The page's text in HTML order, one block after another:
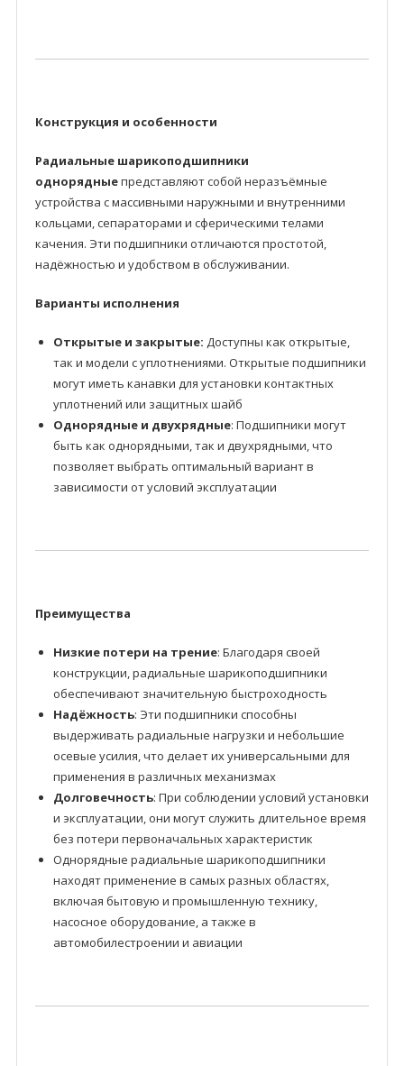
Конструкция и особенности
Радиальные шарикоподшипники
однорядныепредставляют собой неразъёмные
устройства с массивными наружными и внутренними
кольцами, сепараторами и сферическими телами
качения. Эти подшипники отличаются простотой,
надёжностью и удобством в обслуживании.
Варианты исполнения
Открытые и закрытые: Доступны как открытые,
так и модели с уплотнениями. Открытые подшипники
могут иметь канавки для установки контактных
уплотнений или защитных шайб
Однорядные и двухрядные: Подшипники могут
быть как однорядными, так и двухрядными, что
позволяет выбрать оптимальный вариант в
зависимости от условий эксплуатации
Преимущества
Низкие потери на трение: Благодаря своей
конструкции, радиальные шарикоподшипники
обеспечивают значительную быстроходность
Надёжность: Эти подшипники способны
выдерживать радиальные нагрузки и небольшие
осевые усилия, что делает их универсальными для
применения в различных механизмах
Долговечность: При соблюдении условий установки
и эксплуатации, они могут служить длительное время
без потери первоначальных характеристик
Однорядные радиальные шарикоподшипники
находят применение в самых разных областях,
включая бытовую и промышленную технику,
насосное оборудование, а также в
автомобилестроении и авиации